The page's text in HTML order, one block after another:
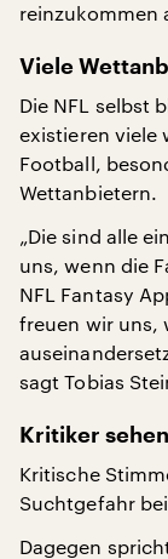
reinzukommen
Viele
Die NFL selbst
existieren viele
Football,
Wettanbietern.
„Die sind alle
uns, wenn die
NFL Fantasy
freuen wir uns,
sagt Tobias
Kritiker
Kritische
Suchtgefahr
Dagegen